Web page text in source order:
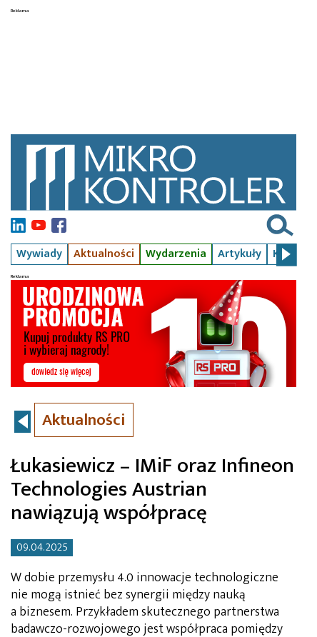
Wywiady Aktualności Wydarzenia Artykuły Kursy
Aktualności
Łukasiewicz – IMiF oraz Infineon
Technologies Austrian
nawiązują współpracę
09.04.2025
W dobie przemysłu 4.0 innowacje technologiczne
nie mogą istnieć bez synergii między nauką
a biznesem. Przykładem skutecznego partnerstwa
badawczo-rozwojowego jest współpraca pomiędzy